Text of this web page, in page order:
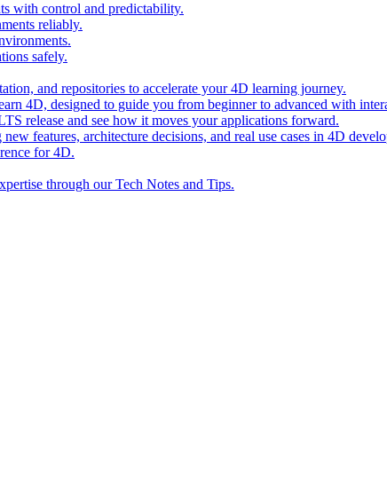
with control and predictability.
reliably.
safely.
and repositories to accelerate your 4D learning journey.
4D, designed to guide you from beginner to advanced with
release and see how it moves your applications forward.
features, architecture decisions, and real use cases in 4D
for 4D.
through our Tech Notes and Tips.